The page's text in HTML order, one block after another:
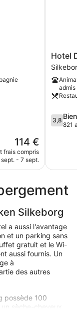
Le
nouveau
prix
114 €
frais compris
sept. - 7 sept.
Hotel
Dania
Silkeborg
Hotel
Silkeborg
admis
3.8
sur
3,8 Bien
821
Silkeborg
a aussi l'avantage
et un parking sans
gratuit et le Wi-
aussi fournis. Un
à
des autres
possède 100
sèche-cheveux.